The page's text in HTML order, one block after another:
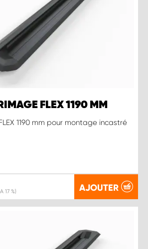
FLEX 1190 MM
1190 mm pour montage incastré
17 %) AJOUTER